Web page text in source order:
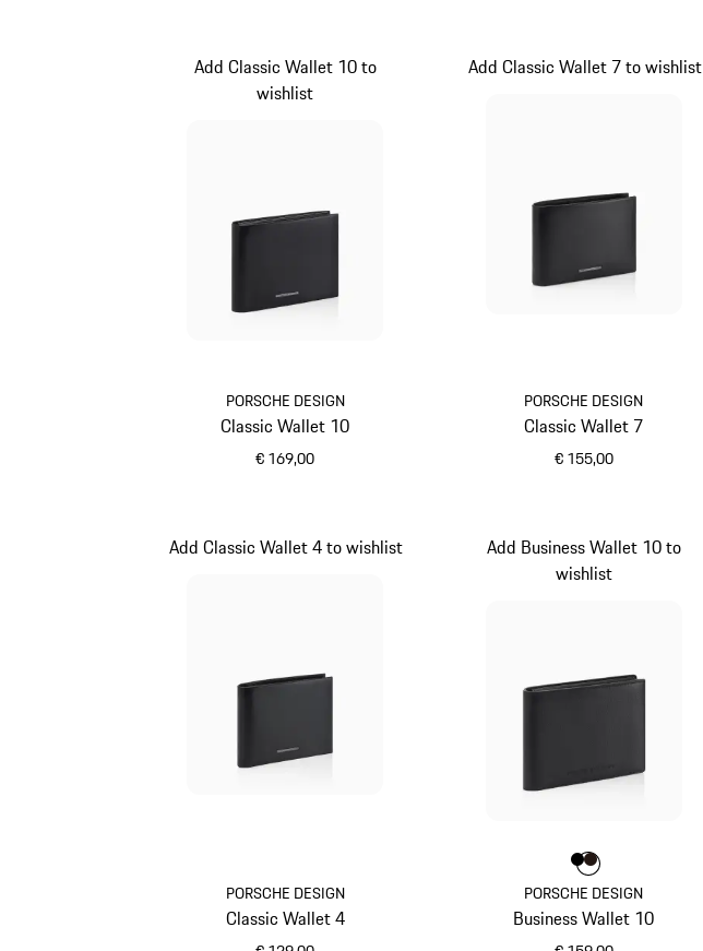
PORSCHE DESIGN
Classic Wallet 10
€ 169,00
Add Classic Wallet 10 to
wishlist
PORSCHE DESIGN
Classic Wallet 7
€ 155,00
Add Classic Wallet 7 to wishlist
PORSCHE DESIGN
Classic Wallet 4
Add Classic Wallet 4 to wishlist
PORSCHE DESIGN
Business Wallet 10
Add Business Wallet 10 to
wishlist
Farbe
FarbeFarbe